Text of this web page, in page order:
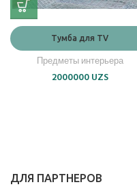
Тумба для TV
Предметы интерьера
2000000UZS
ДЛЯ ПАРТНЕРОВ